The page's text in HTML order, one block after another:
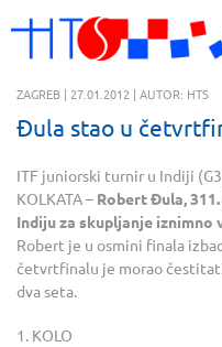
ZAGREB | 27.01.2012 | AUTOR: HTS
Đula stao u
ITF juniorski turnir u Indiji
KOLKATA – Robert Đula,
Indiju za skupljanje
Robert je u osmini finala
četvrtfinalu je morao
dva seta.
1. KOLO